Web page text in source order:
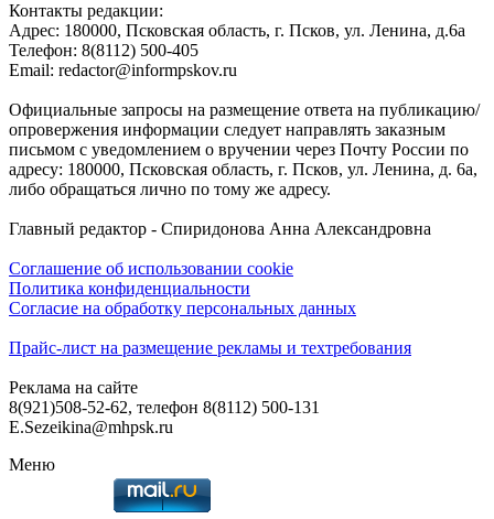
Контакты редакции:
Адреc: 180000, Псковская область, г. Псков, ул. Ленина, д.6а
Телефон: 8(8112) 500-405
Email: redactor@informpskov.ru
Официальные запросы на размещение ответа на публикацию/
опровержения информации следует направлять заказным
письмом с уведомлением о вручении через Почту России по
адресу: 180000, Псковская область, г. Псков, ул. Ленина, д. 6а,
либо обращаться лично по тому же адресу.
Главный редактор - Спиридонова Анна Александровна
Соглашение об использовании cookie
Политика конфиденциальности
Согласие на обработку персональных данных
Прайс-лист на размещение рекламы и техтребования
Реклама на сайте
8(921)508-52-62, телефон 8(8112) 500-131
E.Sezeikina@mhpsk.ru
Меню